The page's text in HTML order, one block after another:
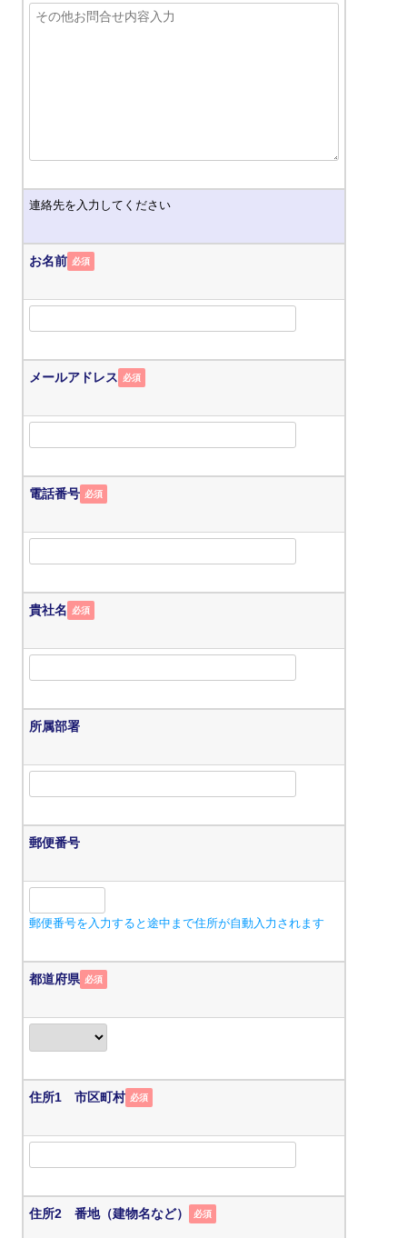
連絡先を入力してください
お名前 必須
メールアドレス 必須
電話番号 必須
貴社名 必須
所属部署
郵便番号
郵便番号を入力すると途中まで住所が自動入力されます
都道府県 必須
住所1 市区町村 必須
住所2 番地（建物名など） 必須